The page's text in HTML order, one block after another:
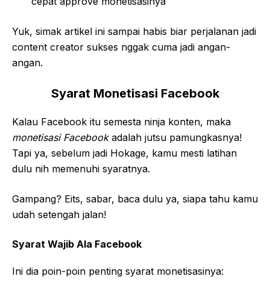
Yuk, simak artikel ini sampai habis biar perjalanan jadi
content creator sukses nggak cuma jadi angan-
angan.
Syarat Monetisasi Facebook
Kalau Facebook itu semesta ninja konten, maka
monetisasi Facebookadalah jutsu pamungkasnya!
Tapi ya, sebelum jadi Hokage, kamu mesti latihan
dulu nih memenuhi syaratnya.
Gampang? Eits, sabar, baca dulu ya, siapa tahu kamu
udah setengah jalan!
Syarat Wajib Ala Facebook
Ini dia poin-poin penting syarat monetisasinya: